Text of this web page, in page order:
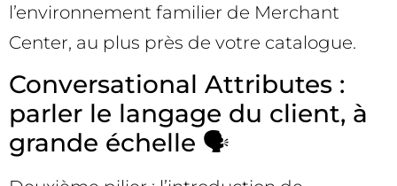
l’environnement familier de Merchant
Center, au plus près de votre catalogue.
Conversational Attributes :
parler le langage du client, à
grande échelle 🗣️